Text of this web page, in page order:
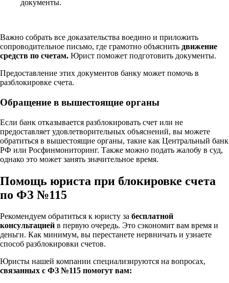
документы.
Важно собрать все доказательства воедино и приложить
сопроводительное письмо, где грамотно объяснить движение
средств по счетам. Юрист поможет подготовить документы.
Предоставление этих документов банку может помочь в
разблокировке счета.
Обращение в вышестоящие органы
Если банк отказывается разблокировать счет или не
предоставляет удовлетворительных объяснений, вы можете
обратиться в вышестоящие органы, такие как Центральный банк
РФ или Росфинмониторинг. Также можно подать жалобу в суд,
однако это может занять значительное время.
Помощь юриста при блокировке счета
по ФЗ №115
Рекомендуем обратиться к юристу за бесплатной
консультацией в первую очередь. Это сэкономит вам время и
деньги. Как минимум, вы перестанете нервничать и узнаете
способ разблокировки счетов.
Юристы нашей компании специализируются на вопросах,
связанных с ФЗ №115 помогут вам: